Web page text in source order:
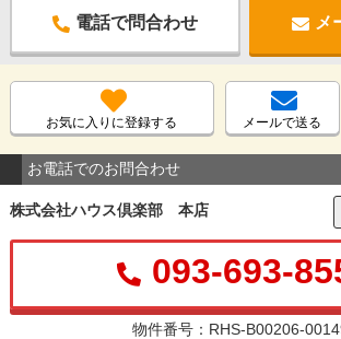
電話で問合わせ メ
お気に入りに登録する メールで送る
お電話でのお問合わせ
株式会社ハウス倶楽部 本店
093-693-
物件番号：RHS-B00206-